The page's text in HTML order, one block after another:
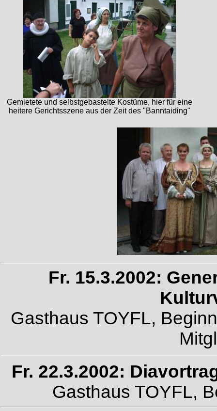
Gemietete und selbstgebastelte Kostüme, hier für eine
heitere Gerichtsszene aus der Zeit des "Banntaiding"
Fr. 15.3.2002:
Gasthaus TOYFL,
Fr. 22.3.2002:
Gasthaus TOYFL,